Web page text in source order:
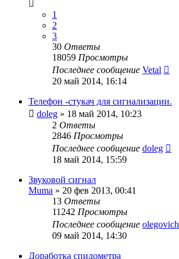
1
2
3
30 Ответы
18059 Просмотры
Последнее сообщение Vetal
20 май 2014, 16:14
Телефон -стукач для сигнализации.
doleg » 18 май 2014, 10:23
2 Ответы
2846 Просмотры
Последнее сообщение doleg
18 май 2014, 15:59
Звуковой сигнал
Muma » 20 фев 2013, 00:41
13 Ответы
11242 Просмотры
Последнее сообщение olegovich
09 май 2014, 14:30
Доработка спидометра